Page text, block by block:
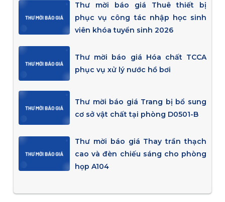
Thư mời báo giá Thuê thiết bị
phục vụ công tác nhập học sinh
viên khóa tuyển sinh 2026
Thư mời báo giá Hóa chất TCCA
phục vụ xử lý nước hồ bơi
Thư mời báo giá Trang bị bổ sung
cơ sở vật chất tại phòng D0501-B
Thư mời báo giá Thay trần thạch
cao và đèn chiếu sáng cho phòng
họp A104